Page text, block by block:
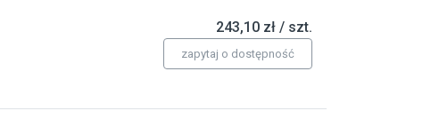
243,10 zł / szt.
zapytaj o dostępność